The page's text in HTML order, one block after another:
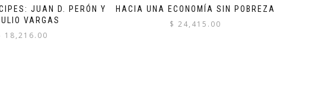
JUAN D. PERÓN Y
VARGAS
18,216.00
HACIA UNA ECONOMÍA SIN POBREZA
$ 24,415.00